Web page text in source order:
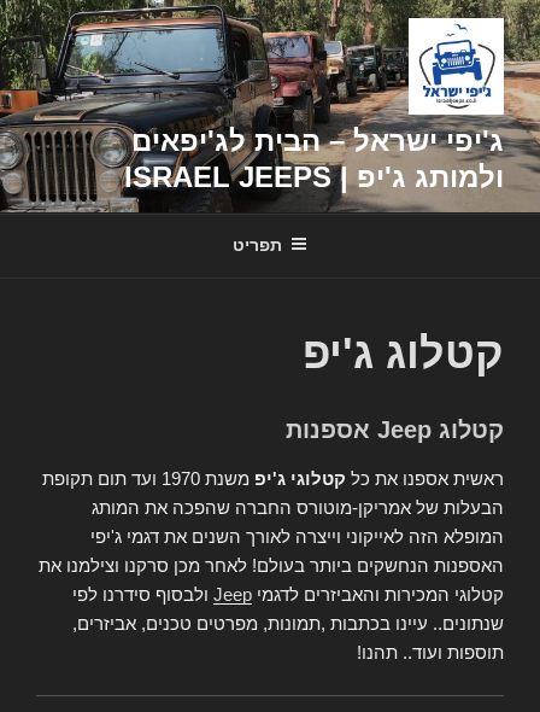
דילוג
לתוכן
ג'יפי ישראל – הבית לג'יפאים
ולמותג ג'יפ | ISRAEL JEEPS
תפריט
קטלוג ג'יפ
קטלוג Jeep אספנות
ראשית אספנו את כל קטלוגי ג'יפ
משנת 1970 ועד תום תקופת
הבעלות של אמריקן-מוטורס החברה שהפכה את המותג
המופלא הזה לאייקוני וייצרה לאורך השנים את דגמי ג'יפי
האספנות הנחשקים ביותר בעולם! לאחר מכן סרקנו וצילמנו את
קטלוגי המכירות והאביזרים לדגמי Jeep ולבסוף סידרנו לפי
שנתונים.. עיינו בכתבות ,תמונות, מפרטים טכנים, אביזרים,
תוספות ועוד.. תהנו!